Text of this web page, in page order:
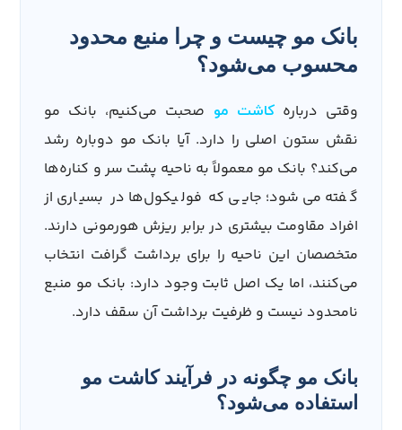
بانک مو چیست و چرا منبع محدود
محسوب می‌شود؟
وقتی دربارهکاشت مو صحبت می‌کنیم، بانک مو
نقش ستون اصلی را دارد. آیا بانک مو دوباره رشد
می‌کند؟ بانک مو معمولاً به ناحیه پشت سر و کناره‌ها
گفته می‌شود؛ جایی که فولیکول‌ها در بسیاری از
افراد مقاومت بیشتری در برابر ریزش هورمونی دارند.
متخصصان این ناحیه را برای برداشت گرافت انتخاب
می‌کنند، اما یک اصل ثابت وجود دارد: بانک مو منبع
نامحدود نیست و ظرفیت برداشت آن سقف دارد.
بانک مو چگونه در فرآیند کاشت مو
استفاده می‌شود؟